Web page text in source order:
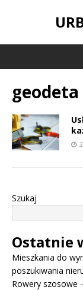
Szukaj
Ostatnie
Mieszkania do
poszukiwania
Rowery szosowe